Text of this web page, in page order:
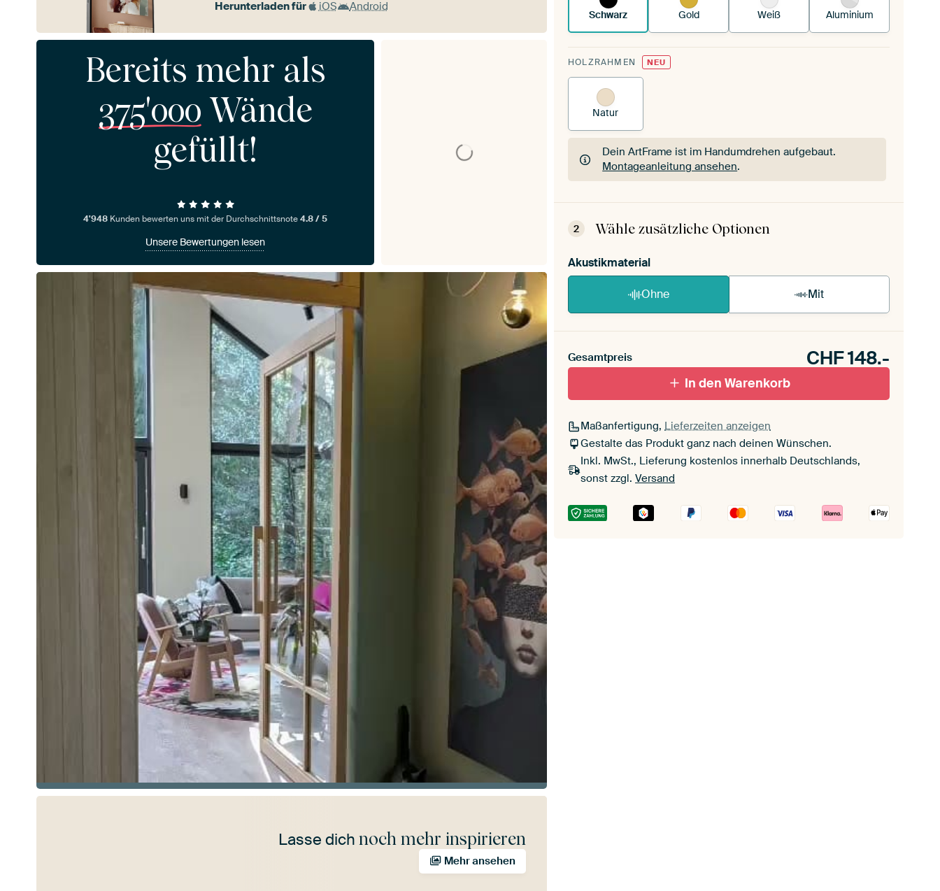
Schwarz Gold Weiß Aluminium
HOLZRAHMEN NEU
Natur
Dein ArtFrame ist im Handumdrehen aufgebaut.
Montageanleitung ansehen.
Dein ArtFrame ist im Handumdrehen aufgebaut.
2 Wähle zusätzliche Optionen
Akustikmaterial
Ohne Mit
Gesamtpreis CHF148.-
In den Warenkorb
Maßanfertigung, Lieferzeiten anzeigen
Gestalte das Produkt ganz nach deinen Wünschen.
Inkl. MwSt., Lieferung kostenlos innerhalb Deutschlands,
sonst zzgl. Versand
Herunterladen für iOS Android
Bereits mehr als
375'000 Wände
gefüllt!
4'948 Kunden bewerten uns mit der Durchschnittsnote4.8 / 5
Unsere Bewertungen lesen
Lasse dich noch mehr inspirieren
Mehr ansehen